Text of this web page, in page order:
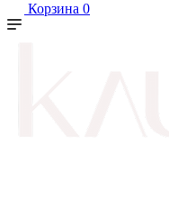
Корзина 0